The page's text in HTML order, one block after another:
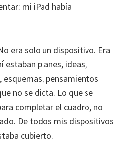
mi iPad había
era solo un dispositivo. Era
estaban planes, ideas,
esquemas, pensamientos
no se dicta. Lo que se
completar el cuadro, no
De todos mis dispositivos
cubierto.